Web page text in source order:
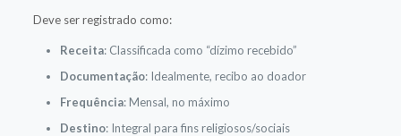
Deve ser registrado como:
Receita: Classificada como “dízimo recebido”
Documentação: Idealmente, recibo ao doador
Frequência: Mensal, no máximo
Destino: Integral para fins religiosos/sociais